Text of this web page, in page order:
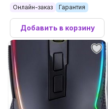
Онлайн-заказ Гарантия
Добавить в корзину